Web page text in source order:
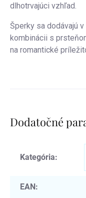
dlhotrvajúci vzhľad.
Šperky sa dodávajú
kombinácii s
na romantické
Dodatočné
Kategória:
EAN: